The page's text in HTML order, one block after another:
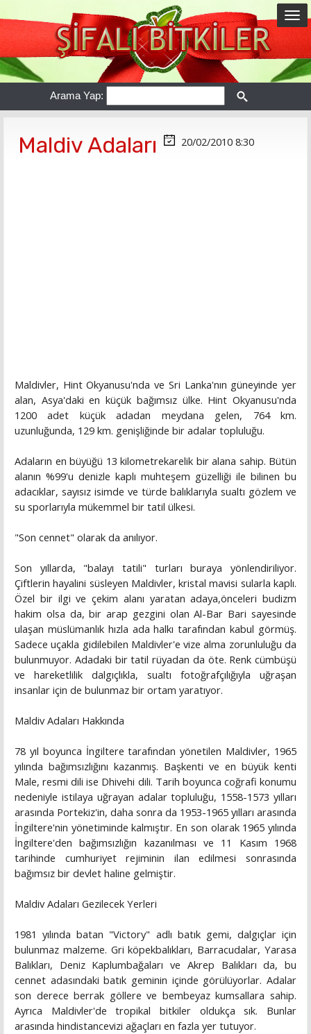
Arama Yap:
Maldiv Adaları 20/02/2010 8:30
Maldivler, Hint Okyanusu'nda ve Sri Lanka'nın güneyinde yer
alan, Asya'daki en küçük bağımsız ülke. Hint Okyanusu'nda
1200 adet küçük adadan meydana gelen, 764 km.
uzunluğunda, 129 km. genişliğinde bir adalar topluluğu.
Adaların en büyüğü 13 kilometrekarelik bir alana sahip. Bütün
alanın %99'u denizle kaplı muhteşem güzelliği ile bilinen bu
adacıklar, sayısız isimde ve türde balıklarıyla sualtı gözlem ve
su sporlarıyla mükemmel bir tatil ülkesi.
"Son cennet" olarak da anılıyor.
Son yıllarda, "balayı tatili" turları buraya yönlendiriliyor.
Çiftlerin hayalini süsleyen Maldivler, kristal mavisi sularla kaplı.
Özel bir ilgi ve çekim alanı yaratan adaya,önceleri budizm
hakim olsa da, bir arap gezgini olan Al-Bar Bari sayesinde
ulaşan müslümanlık hızla ada halkı tarafından kabul görmüş.
Sadece uçakla gidilebilen Maldivler'e vize alma zorunluluğu da
bulunmuyor. Adadaki bir tatil rüyadan da öte. Renk cümbüşü
ve hareketlilik dalgıçlıkla, sualtı fotoğrafçılığıyla uğraşan
insanlar için de bulunmaz bir ortam yaratıyor.
Maldiv Adaları Hakkında
78 yıl boyunca İngiltere tarafından yönetilen Maldivler, 1965
yılında bağımsızlığını kazanmış. Başkenti ve en büyük kenti
Male, resmi dili ise Dhivehi dili. Tarih boyunca coğrafi konumu
nedeniyle istilaya uğrayan adalar topluluğu, 1558-1573 yılları
arasında Portekiz'in, daha sonra da 1953-1965 yılları arasında
İngiltere'nin yönetiminde kalmıştır. En son olarak 1965 yılında
İngiltere'den bağımsızlığın kazanılması ve 11 Kasım 1968
tarihinde cumhuriyet rejiminin ilan edilmesi sonrasında
bağımsız bir devlet haline gelmiştir.
Maldiv Adaları Gezilecek Yerleri
1981 yılında batan "Victory" adlı batık gemi, dalgıçlar için
bulunmaz malzeme. Gri köpekbalıkları, Barracudalar, Yarasa
Balıkları, Deniz Kaplumbağaları ve Akrep Balıkları da, bu
cennet adasındaki batık geminin içinde görülüyorlar. Adalar
son derece berrak göllere ve bembeyaz kumsallara sahip.
Ayrıca Maldivler'de tropikal bitkiler oldukça sık. Bunlar
arasında hindistancevizi ağaçları en fazla yer tutuyor.